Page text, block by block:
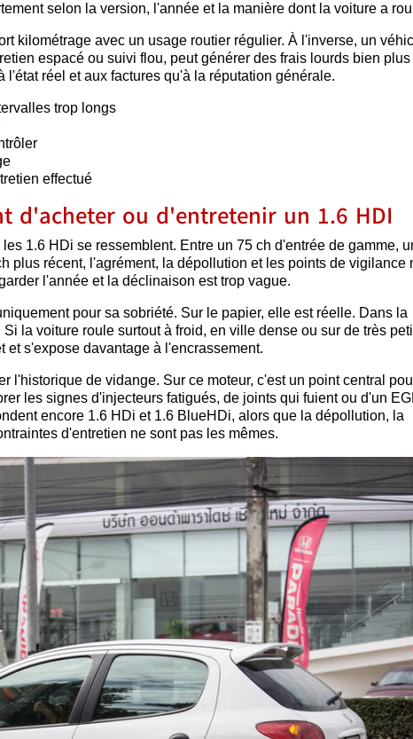
selon la version, l'année et la manière dont la voiture a
kilométrage avec un usage routier régulier. À l'inverse, un
espacé ou suivi flou, peut générer des frais lourds bien plus
réel et aux factures qu'à la réputation générale.
trop longs
effectué
d'acheter ou d'entretenir un 1.6 HDI
1.6 HDi se ressemblent. Entre un 75 ch d'entrée de gamme,
plus récent, l'agrément, la dépollution et les points de vigilance
l'année et la déclinaison est trop vague.
pour sa sobriété. Sur le papier, elle est réelle. Dans la
la voiture roule surtout à froid, en ville dense ou sur de très
et s'expose davantage à l'encrassement.
l'historique de vidange. Sur ce moteur, c'est un point central
les signes d'injecteurs fatigués, de joints qui fuient ou d'un
encore 1.6 HDi et 1.6 BlueHDi, alors que la dépollution, la
d'entretien ne sont pas les mêmes.